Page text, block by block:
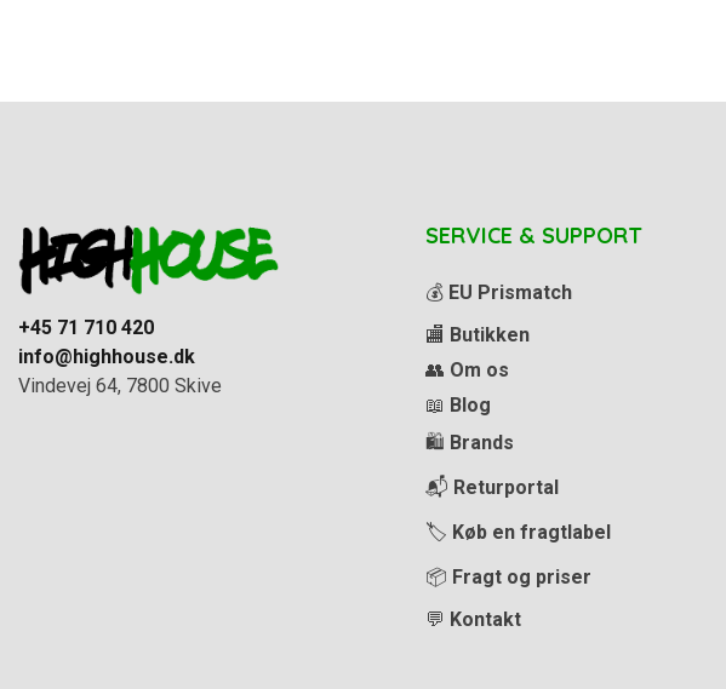
+45 71 710 420
info@highhouse.dk
Vindevej 64, 7800 Skive
SERVICE & SUPPORT
💰 EU Prismatch
🏬 Butikken
👥 Om os
📖 Blog
🛍️ Brands
📬 Returportal
🏷️ Køb en fragtlabel
📦 Fragt og priser
💬 Kontakt